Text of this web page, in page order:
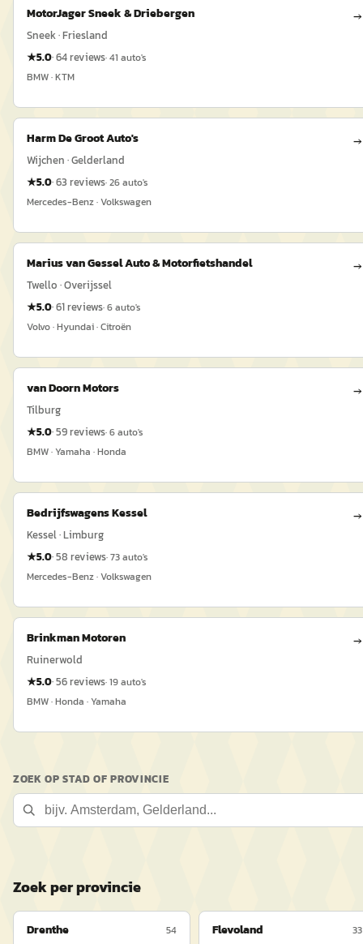
MotorJager Sneek & Driebergen →
Sneek · Friesland
★5.0·64reviews·41 auto's
BMW · KTM
Harm De Groot Auto's →
Wijchen · Gelderland
★5.0·63 reviews·26auto's
Mercedes-Benz · Volkswagen
Marius van Gessel Auto & Motorfietshandel →
Twello · Overijssel
★5.0·61reviews·6auto's
Volvo · Hyundai · Citroën
van Doorn Motors →
Tilburg
★5.0·59reviews·6auto's
BMW · Yamaha · Honda
Bedrijfswagens Kessel →
Kessel · Limburg
★5.0·58 reviews·73auto's
Mercedes-Benz · Volkswagen
Brinkman Motoren →
Ruinerwold
★5.0·56reviews·19auto's
BMW · Honda · Yamaha
ZOEK OP STAD OF PROVINCIE
Zoek per provincie
Drenthe
54
Flevoland
33